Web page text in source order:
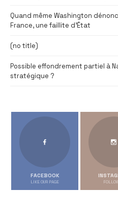
Quand même Washington
France, une faillite d’État
(no title)
Possible effondrement partiel à
stratégique ?
FACEBOOK
LIKE OUR PAGE